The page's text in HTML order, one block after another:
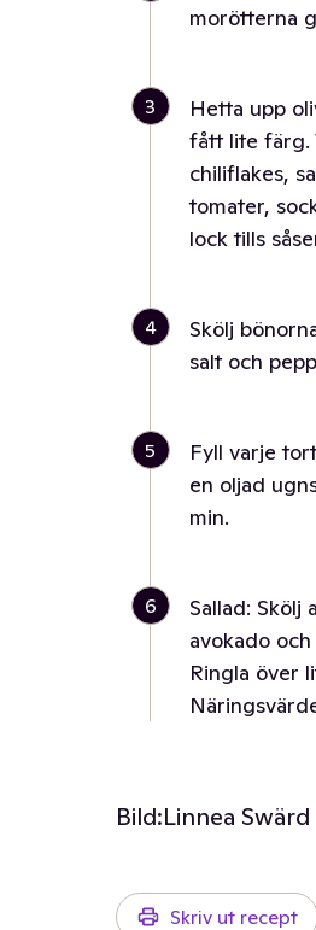
morötterna
3
Hetta upp
fått lite färg.
chiliflakes,
tomater,
lock tills
4
Skölj
salt och
5
Fyll varje
en oljad
min.
6
Sallad: Skölj
avokado
Ringla över
Bild:Linnea Swärd
Skriv ut recept